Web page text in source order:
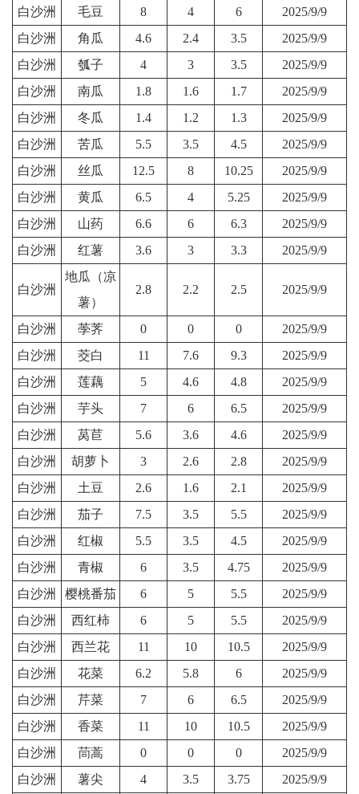
白沙洲
毛豆 8 4 6
2025/9/9
白沙洲
角瓜 4.6 2.4 3.5
2025/9/9
白沙洲
瓠子 4 3 3.5
2025/9/9
白沙洲
南瓜 1.8 1.6 1.7
2025/9/9
白沙洲
冬瓜 1.4 1.2 1.3
2025/9/9
白沙洲
苦瓜 5.5 3.5 4.5
2025/9/9
白沙洲
丝瓜 12.5 8 10.25
2025/9/9
白沙洲
黄瓜 6.5 4 5.25
2025/9/9
白沙洲
山药 6.6 6 6.3
2025/9/9
白沙洲
红薯 3.6 3 3.3 2025/9/9
白沙洲
地瓜（凉
薯）
2.8 2.2 2.5 2025/9/9
白沙洲 荸荠 0 0 0
2025/9/9
白沙洲
茭白 11 7.6 9.3
2025/9/9
白沙洲
莲藕 5 4.6 4.8
2025/9/9
白沙洲
芋头 7 6 6.5
2025/9/9
白沙洲
莴苣 5.6 3.6 4.6
2025/9/9
白沙洲
胡萝卜 3 2.6 2.8
2025/9/9
白沙洲
土豆 2.6 1.6 2.1
2025/9/9
白沙洲
茄子 7.5 3.5 5.5
2025/9/9
白沙洲
红椒 5.5 3.5 4.5
2025/9/9
白沙洲
青椒 6 3.5 4.75
2025/9/9
白沙洲
樱桃番茄 6 5 5.5
2025/9/9
白沙洲
西红柿 6 5 5.5
2025/9/9
白沙洲
西兰花 11 10 10.5
2025/9/9
白沙洲
花菜 6.2 5.8 6
2025/9/9
白沙洲
芹菜 7 6 6.5
2025/9/9
白沙洲
香菜 11 10 10.5
2025/9/9
白沙洲
茼蒿 0 0 0
2025/9/9
白沙洲
薯尖 4 3.5 3.75
2025/9/9